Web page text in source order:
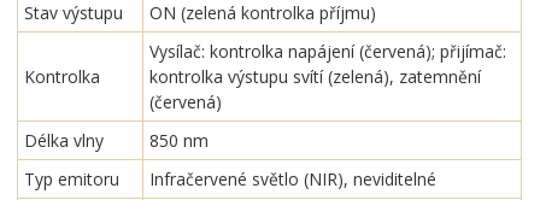
Stav výstupu
ON (zelená kontrolka příjmu)
Kontrolka
Vysílač: kontrolka napájení (červená); přijímač:
kontrolka výstupu svítí (zelená), zatemnění
(červená)
Délka vlny
850 nm
Typ emitoru
Infračervené světlo (NIR), neviditelné